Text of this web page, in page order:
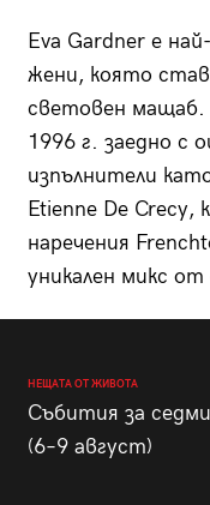
Еva Gardner е
жени, която
световен мащаб.
1996 г. заедно с
изпълнители
Etienne De
наречения
уникален микс
НЕЩАТА ОТ ЖИВОТА
Събития за
(6–9 август)